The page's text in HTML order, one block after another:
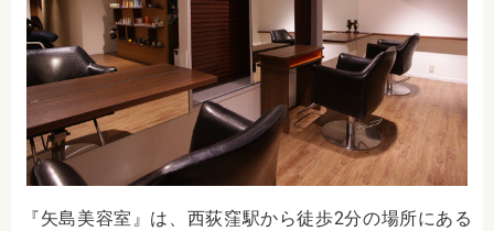
『矢島美容室』は、西荻窪駅から徒歩2分の場所にある